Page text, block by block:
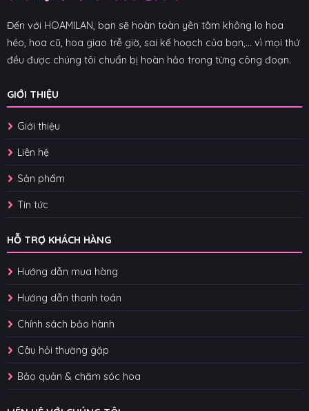
Đến với HOAMILAN, bạn sẽ hoàn toàn yên tâm không lo hoa
héo, hoa cũ, hoa giao trễ giờ, sai kế hoạch của bạn,... vì mọi thứ
đều được chúng tôi chuẩn bị hoàn hảo trong từng công đoạn.
GIỚI THIỆU
Giới thiệu
Liên hệ
Sản phẩm
Tin tức
HỖ TRỢ KHÁCH HÀNG
Hướng dẫn mua hàng
Hướng dẫn thanh toán
Chính sách bảo hành
Câu hỏi thường gặp
Bảo quản & chăm sóc hoa